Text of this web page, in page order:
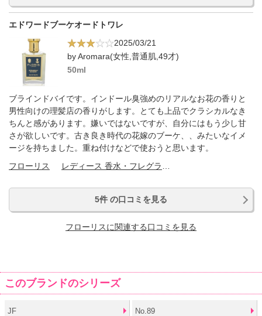
エドワードブーケオードトワレ
2025/03/21
by Aromara(女性,普通肌,49才)
50ml
ブラインドバイです。インドール臭強めのリアルなお花の香りと
男性向けの理髪店の香りがします。とても上品でクラシカルなき
ちんと感があります。嫌いではないですが、自分にはもう少し甘
さが欲しいです。古き良き時代の花嫁のブーケ、、みたいなイメ
ージを持ちました。重ね付けなどで使おうと思います。
フローリス
5件 の口コミを見る
フローリスに関連する口コミを見る
このブランドのシリーズ
JF No.89